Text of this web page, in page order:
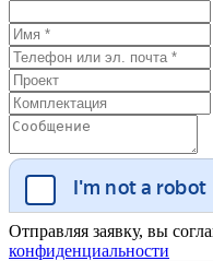
Отправляя заявку, вы
конфиденциальности